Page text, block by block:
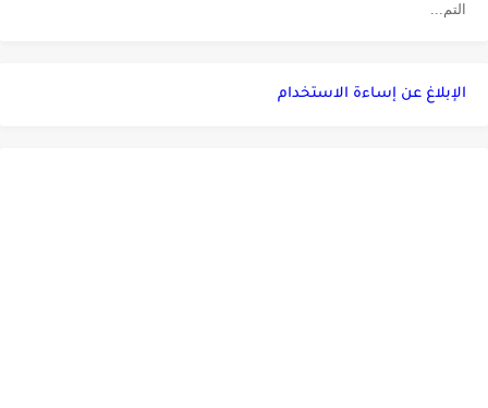
التم...
الإبلاغ عن إساءة الاستخدام